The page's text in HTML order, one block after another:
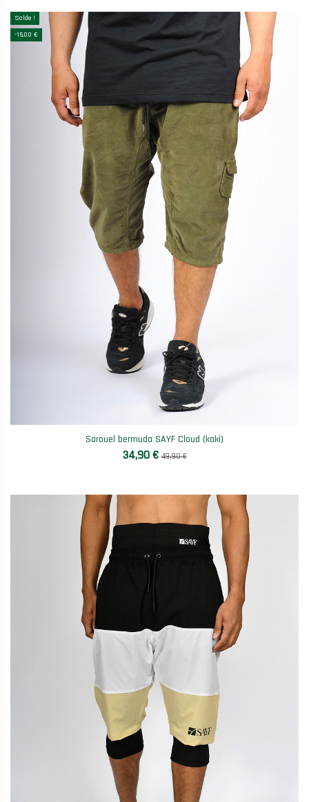
Solde !
-15,00 €
Sarouel bermuda SAYF Cloud (kaki)
34,90 €49,90 €